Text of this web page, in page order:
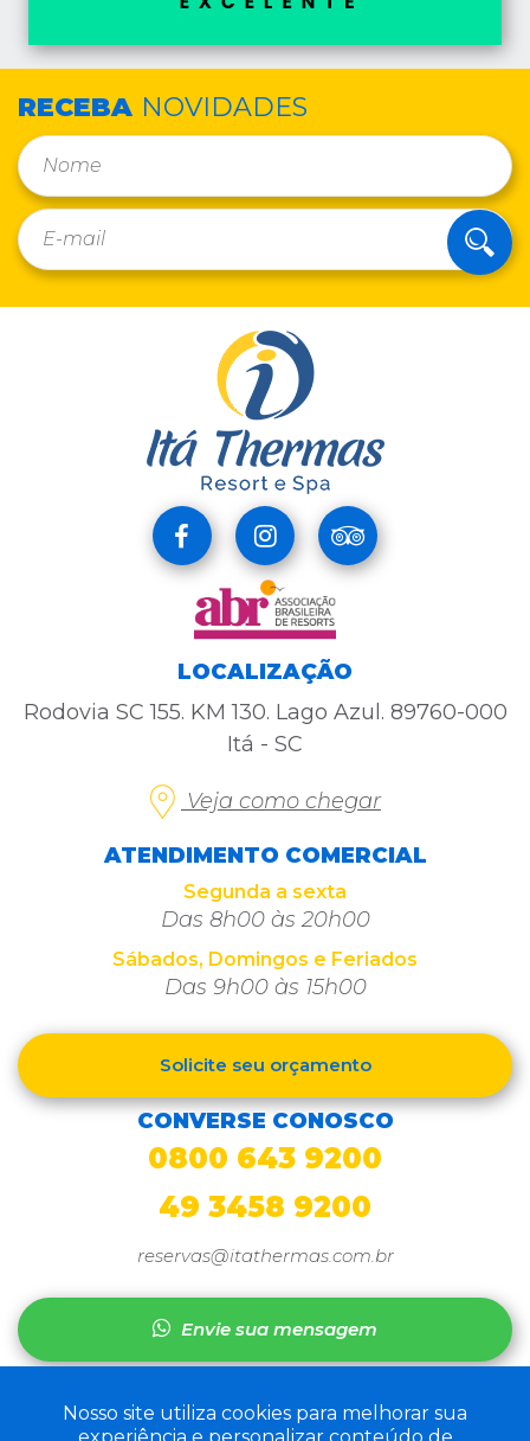
RECEBA NOVIDADES
LOCALIZAÇÃO
Rodovia SC 155. KM 130. Lago Azul. 89760-000
Itá - SC
Veja como chegar
ATENDIMENTO COMERCIAL
Segunda a sexta
Das 8h00 às 20h00
Sábados, Domingos e Feriados
Das 9h00 às 15h00
Solicite seu orçamento
CONVERSE CONOSCO
0800 643 9200
49 3458 9200
reservas@itathermas.com.br
Envie sua mensagem
Nosso site utiliza cookies para melhorar sua